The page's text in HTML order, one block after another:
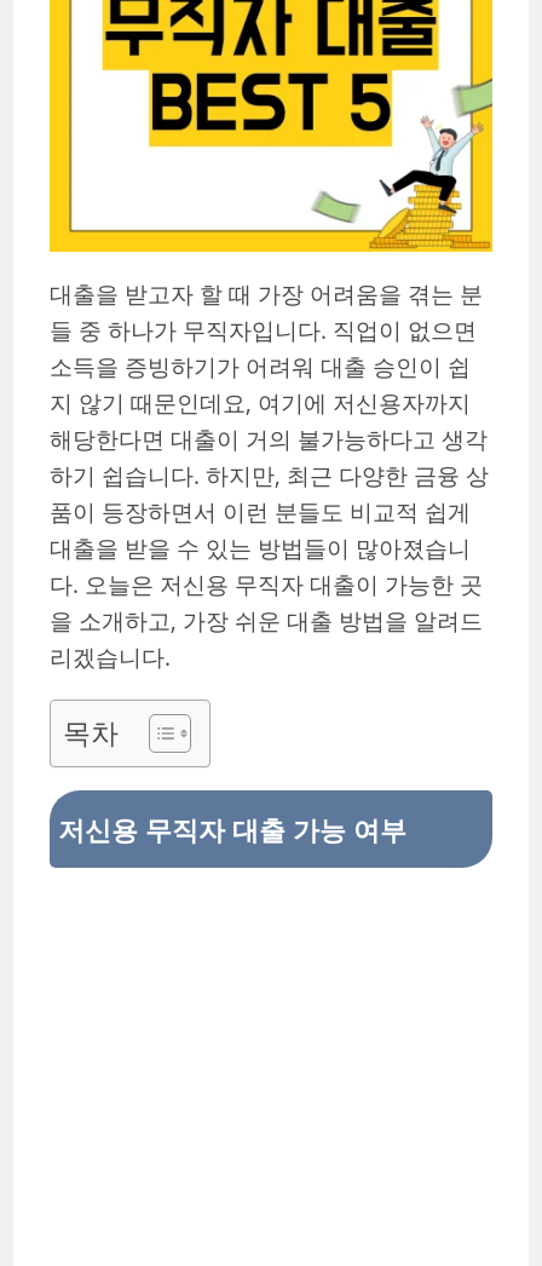
대출을 받고자 할 때 가장 어려움을 겪는 분
들 중 하나가 무직자입니다. 직업이 없으면
소득을 증빙하기가 어려워 대출 승인이 쉽
지 않기 때문인데요, 여기에 저신용자까지
해당한다면 대출이 거의 불가능하다고 생각
하기 쉽습니다. 하지만, 최근 다양한 금융 상
품이 등장하면서 이런 분들도 비교적 쉽게
대출을 받을 수 있는 방법들이 많아졌습니
다. 오늘은 저신용 무직자 대출이 가능한 곳
을 소개하고, 가장 쉬운 대출 방법을 알려드
리겠습니다.
목차
저신용 무직자 대출 가능 여부